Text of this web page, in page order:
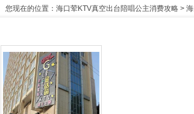
您现在的位置： 海口荤KTV真空出台陪唱公主消费攻略 >